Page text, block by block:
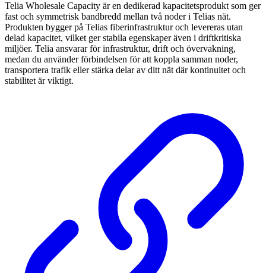
Telia Wholesale Capacity är en dedikerad kapacitetsprodukt som ger
fast och symmetrisk bandbredd mellan två noder i Telias nät.
Produkten bygger på Telias fiberinfrastruktur och levereras utan
delad kapacitet, vilket ger stabila egenskaper även i driftkritiska
miljöer. Telia ansvarar för infrastruktur, drift och övervakning,
medan du använder förbindelsen för att koppla samman noder,
transportera trafik eller stärka delar av ditt nät där kontinuitet och
stabilitet är viktigt.